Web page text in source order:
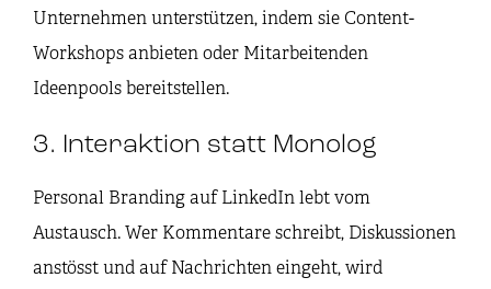
Unternehmen unterstützen, indem sie Content-
Workshops anbieten oder Mitarbeitenden
Ideenpools bereitstellen.
3. Interaktion statt Monolog
Personal Branding auf LinkedIn lebt vom
Austausch. Wer Kommentare schreibt, Diskussionen
anstösst und auf Nachrichten eingeht, wird